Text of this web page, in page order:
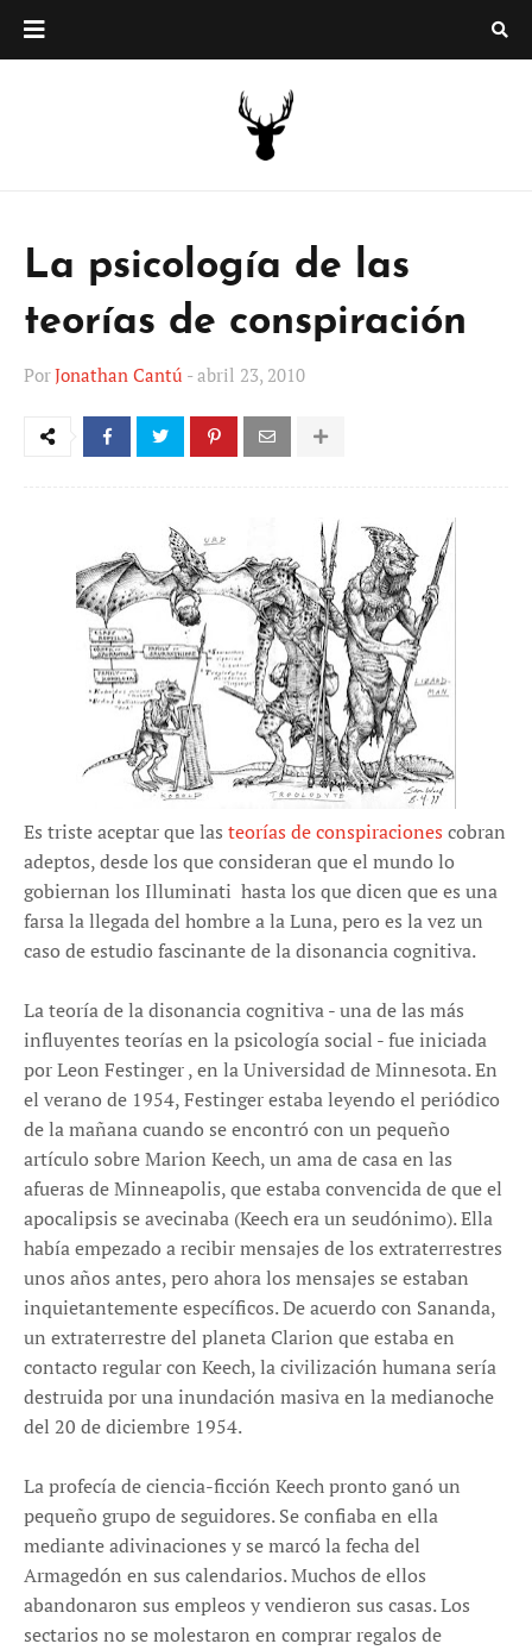
La psicología de las
teorías de conspiración
PorJonathan Cantú -abril 23, 2010
Es triste aceptar que las teorías de conspiraciones cobran
adeptos, desde los que consideran que el mundo lo
gobiernan los Illuminati hasta los que dicen que es una
farsa la llegada del hombre a la Luna, pero es la vez un
caso de estudio fascinante de la disonancia cognitiva.
La teoría de la disonancia cognitiva - una de las más
influyentes teorías en la psicología social - fue iniciada
por Leon Festinger , en la Universidad de Minnesota. En
el verano de 1954, Festinger estaba leyendo el periódico
de la mañana cuando se encontró con un pequeño
artículo sobre Marion Keech, un ama de casa en las
afueras de Minneapolis, que estaba convencida de que el
apocalipsis se avecinaba (Keech era un seudónimo). Ella
había empezado a recibir mensajes de los extraterrestres
unos años antes, pero ahora los mensajes se estaban
inquietantemente específicos. De acuerdo con Sananda,
un extraterrestre del planeta Clarion que estaba en
contacto regular con Keech, la civilización humana sería
destruida por una inundación masiva en la medianoche
del 20 de diciembre 1954.
La profecía de ciencia-ficción Keech pronto ganó un
pequeño grupo de seguidores. Se confiaba en ella
mediante adivinaciones y se marcó la fecha del
Armagedón en sus calendarios. Muchos de ellos
abandonaron sus empleos y vendieron sus casas. Los
sectarios no se molestaron en comprar regalos de